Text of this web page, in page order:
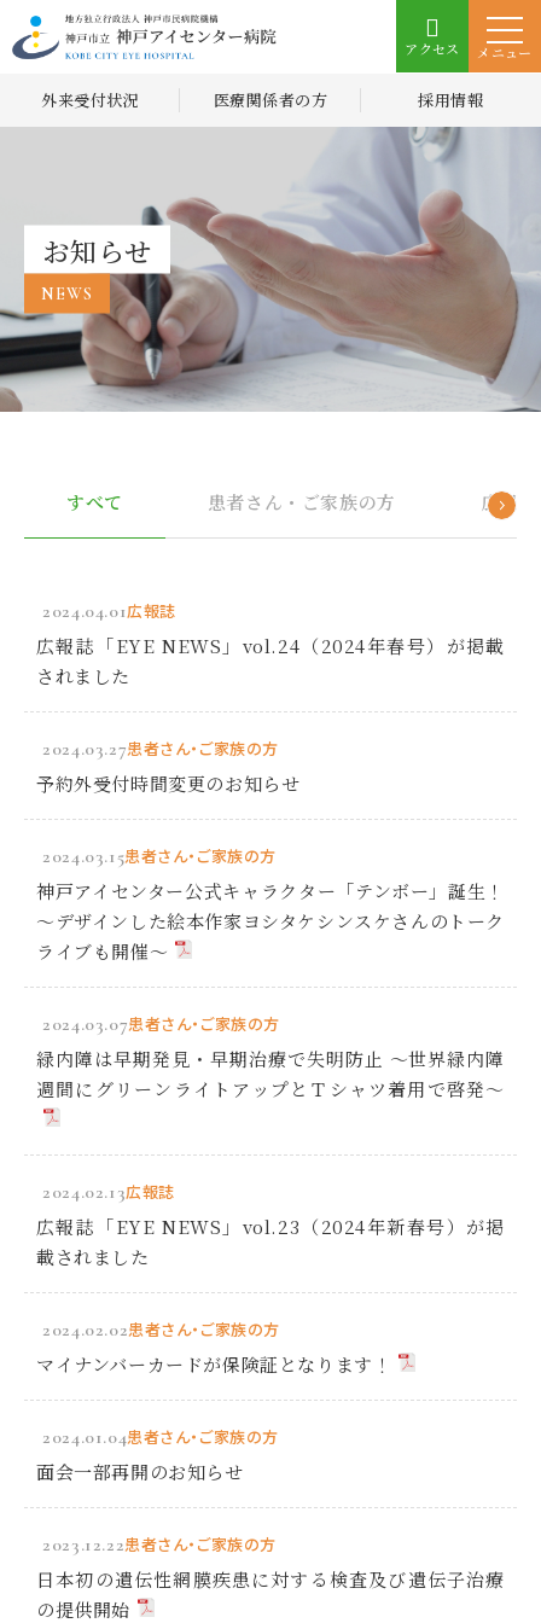
アクセス メニュー
外来受付状況 医療関係者の方 採用情報
お知らせ
NEWS
すべて 患者さん・ご家族の方 広報誌
2024.04.01広報誌
広報誌「EYE NEWS」vol.24（2024年春号）が掲載
されました
2024.03.27患者さん・ご家族の方
予約外受付時間変更のお知らせ
2024.03.15患者さん・ご家族の方
神戸アイセンター公式キャラクター「テンボー」誕生！
～デザインした絵本作家ヨシタケシンスケさんのトーク
ライブも開催～
2024.03.07患者さん・ご家族の方
緑内障は早期発見・早期治療で失明防止 ～世界緑内障
週間にグリーンライトアップとＴシャツ着用で啓発～
2024.02.13広報誌
広報誌「EYE NEWS」vol.23（2024年新春号）が掲
載されました
2024.02.02患者さん・ご家族の方
マイナンバーカードが保険証となります！
2024.01.04患者さん・ご家族の方
面会一部再開のお知らせ
2023.12.22患者さん・ご家族の方
日本初の遺伝性網膜疾患に対する検査及び遺伝子治療
の提供開始